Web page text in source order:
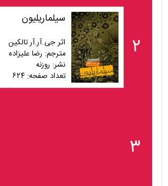
۲
سیلماریلیون
اثر جی.آر.آر تالکین
مترجم: رضا علیزاده
نشر: روزنه
تعداد صفحه: ۶۲۴
۳